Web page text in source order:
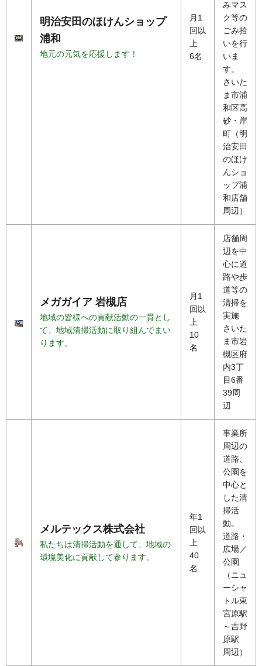
明治安田のほけんショップ
浦和
地元の元気を応援します！
月1
回以
上
6名
みマス
ク等の
ごみ拾
いを行
いま
す。
さいた
ま市浦
和区高
砂・岸
町（明
治安田
のほけ
んショ
ップ浦
和店舗
周辺）
メガガイア 岩槻店
地域の皆様への貢献活動の一貫とし
て、地域清掃活動に取り組んでまい
ります。
月1
回以
上
10
名
店舗周
辺を中
心に道
路や歩
道等の
清掃を
実施
さいた
ま市岩
槻区府
内3丁
目6番
39周
辺
メルテックス株式会社
私たちは清掃活動を通して、地域の
環境美化に貢献して参ります。
年1
回以
上
40
名
事業所
周辺の
道路、
公園を
中心と
した清
掃活
動。
道路・
広場／
公園
（ニュ
ーシャ
トル東
宮原駅
～吉野
原駅
周辺）